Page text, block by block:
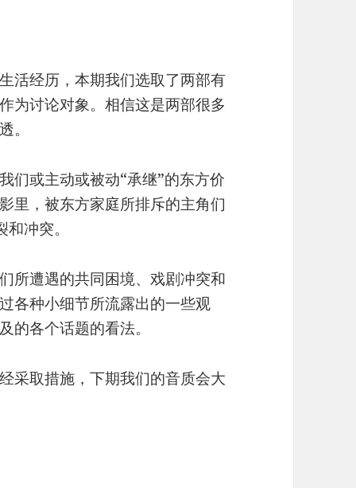
活经历，本期我们选取了两部有
为讨论对象。相信这是两部很多
。
们或主动或被动“承继”的东方价
里，被东方家庭所排斥的主角们
冲突。
所遭遇的共同困境、戏剧冲突和
各种小细节所流露出的一些观
的各个话题的看法。
采取措施，下期我们的音质会大